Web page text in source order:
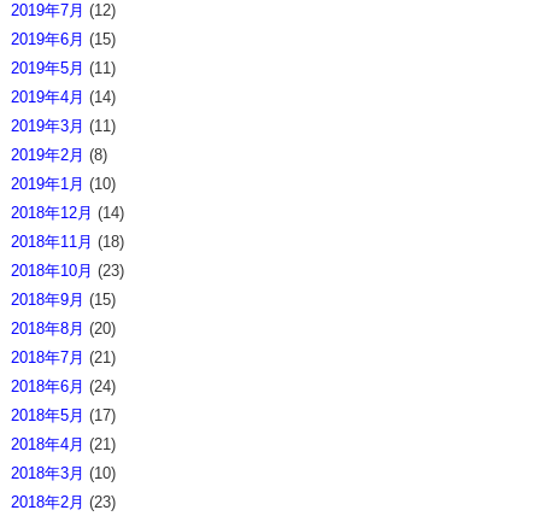
2019年7月 (12)
2019年6月 (15)
2019年5月 (11)
2019年4月 (14)
2019年3月 (11)
2019年2月 (8)
2019年1月 (10)
2018年12月 (14)
2018年11月 (18)
2018年10月 (23)
2018年9月 (15)
2018年8月 (20)
2018年7月 (21)
2018年6月 (24)
2018年5月 (17)
2018年4月 (21)
2018年3月 (10)
2018年2月 (23)